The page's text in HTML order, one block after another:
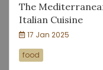
The
Italian Cuisine
17 Jan 2025
food